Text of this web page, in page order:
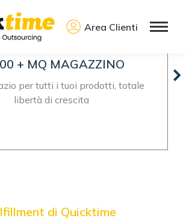
Area Clienti
+ MQ MAGAZZINO
per tutti i tuoi prodotti, totale
libertà di crescita
di Quicktime